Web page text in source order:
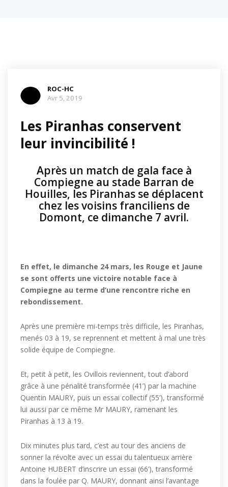
ROC-HC
Avr 5, 2019
Les Piranhas conservent
leur invincibilité !
Après un match de gala face à
Compiegne au stade Barran de
Houilles, les Piranhas se déplacent
chez les voisins franciliens de
Domont, ce dimanche 7 avril.
En effet, le dimanche 24 mars, les Rouge et Jaune
se sont offerts une victoire notable face à
Compiegne au terme d’une rencontre riche en
rebondissement.
Après une première mi-temps très difficile, les Piranhas,
menés 03 à 19, se reprennent et mettent à mal une très
solide équipe de Compiegne.
Et, petit à petit, les Ovillois reviennent, tout d’abord
grâce à une pénalité transformée (41’) par la machine
Quentin MAURY, puis un essai collectif (55’), transformé
lui aussi par ce même Mr MAURY, ramenant les
Piranhas à 13 à 19.
Dix minutes plus tard, c’est au tour des anciens de
sonner la révolte avec un essai du talentueux arrière
Antoine HUBERT d’inscrire un essai (66’), transformé
dans la foulée par Q. MAURY, donnant ainsi l’avantage